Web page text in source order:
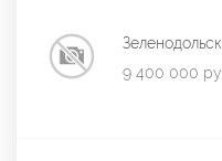
9 400 000